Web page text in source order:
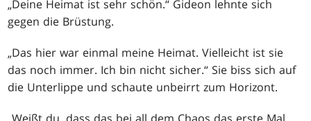
„Deine Heimat ist sehr schön.“ Gideon lehnte sich
gegen die Brüstung.
„Das hier war einmal meine Heimat. Vielleicht ist sie
das noch immer. Ich bin nicht sicher.“ Sie biss sich auf
die Unterlippe und schaute unbeirrt zum Horizont.